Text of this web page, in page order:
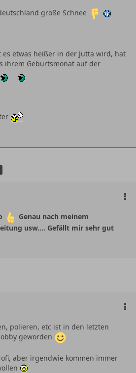
große Schnee
etwas heißer in der Jutta wird, hat
ihrem Geburtsmonat auf der
Genau nach meinem
usw.... Gefällt mir sehr gut
polieren, etc ist in den letzten
geworden
aber irgendwie kommen immer